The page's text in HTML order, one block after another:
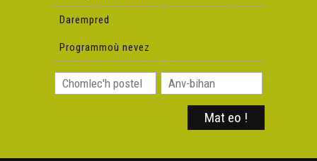
Darempred
Programmoù nevez